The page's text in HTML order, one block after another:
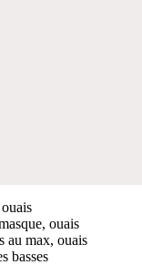
ouais
au max, ouais
basses